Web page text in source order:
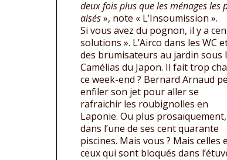
deux fois plus que les ménages les
aisés», note « L’Insoumission ».
Si vous avez du pognon, il y a
solutions ». L’Airco dans les WC
des brumisateurs au jardin sous
Camélias du Japon. Il fait trop
ce week-end ? Bernard Arnaud
enfiler son jet pour aller se
rafraichir les roubignolles en
Laponie. Ou plus prosaïquement,
dans l’une de ses cent quarante
piscines. Mais vous ? Mais celles
ceux qui sont bloqués dans